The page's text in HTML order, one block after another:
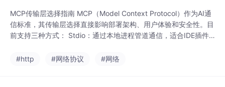
逻辑回归中的实现技
巧。在数学层面，本文
详细推导了逻辑回归损
了其概率解释性。此
MCP传输层选择指南 MCP（Model Context Protocol）作为AI通
信标准，其传输层选择直接影响部署架构、用户体验和安全性。目
前支持三种方式： Stdio：通过本地进程管道通信，适合IDE插件
推送，适合流式输出，但存在单向性和连接数瓶颈； Streamable
#http #网络协议 #网络